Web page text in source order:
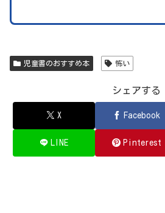
児童書のおすすめ本 怖い
シェアする
X Facebook
LINE Pinterest